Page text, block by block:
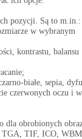
pozycji. Są to m.in.:
w wybranym
kontrastu, balansu
białe, sepia,
czerwonych oczu i
dla obrobionych
TGA, TIF, ICO,